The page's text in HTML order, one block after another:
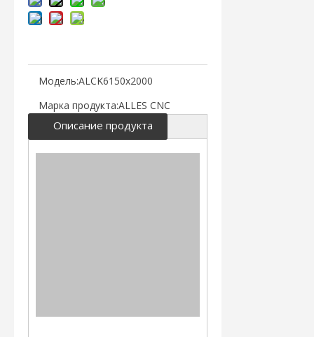
Модель:ALCK6150x2000
Марка продукта:ALLES CNC
Описание продукта